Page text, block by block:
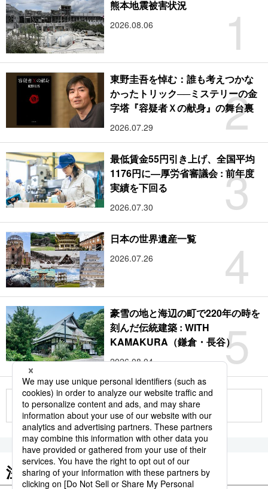
1
熊本地震被害状況
2026.08.06
2
東野圭吾を悼む：誰も考えつかな
かったトリック──ミステリーの金
字塔『容疑者Ｘの献身』の舞台裏
2026.07.29
3
最低賃金55円引き上げ、全国平均
1176円に―厚労省審議会 : 前年度
実績を下回る
2026.07.30
4
日本の世界遺産一覧
2026.07.26
5
豪雪の地と海辺の町で220年の時を
刻んだ伝統建築 : WITH
KAMAKURA（鎌倉・長谷）
2026.08.04
もっと見る
注目のキーワード